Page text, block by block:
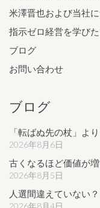
米澤晋也および当社
指示ゼロ経営を学び
ブログ
お問い合わせ
ブログ
「転ばぬ先の杖」よ
2026年8月6日
古くなるほど価値が増
2026年8月5日
人選間違えていない
2026年8月4日